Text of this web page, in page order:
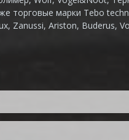
торговые марки Tebo
Zanussi, Ariston, Buderus,